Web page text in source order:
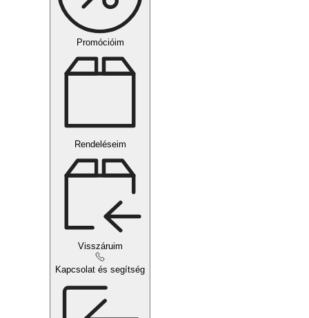
Promócióim
Rendeléseim
Visszáruim
Kapcsolat és segítség